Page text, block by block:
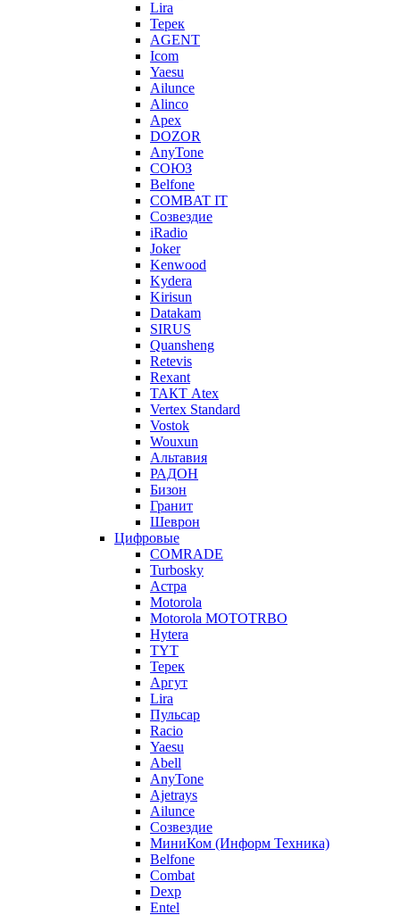
Lira
Терек
AGENT
Icom
Yaesu
Ailunce
Alinco
Apex
DOZOR
AnyTone
СОЮЗ
Belfone
COMBAT IT
Созвездие
iRadio
Joker
Kenwood
Kydera
Kirisun
Datakam
SIRUS
Quansheng
Retevis
Rexant
ТАКТ Atex
Vertex Standard
Vostok
Wouxun
Альтавия
РАДОН
Бизон
Гранит
Шеврон
Цифровые
COMRADE
Turbosky
Астра
Motorola
Motorola MOTOTRBO
Hytera
TYT
Терек
Аргут
Lira
Пульсар
Racio
Yaesu
Abell
AnyTone
Ajetrays
Ailunce
Созвездие
МиниКом (Информ Техника)
Belfone
Combat
Dexp
Entel